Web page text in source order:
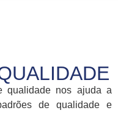
qualidade nos ajuda a
de qualidade e